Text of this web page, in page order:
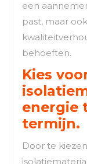
een
past, maar
behoeften.
Kies
energie
termijn.
Door te